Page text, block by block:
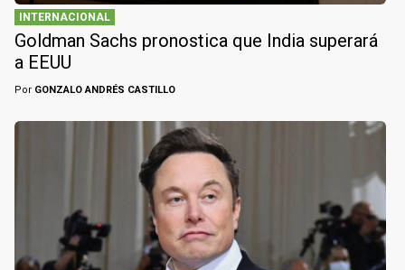
INTERNACIONAL
Goldman Sachs pronostica que India superará
a EEUU
Por GONZALO ANDRÉS CASTILLO